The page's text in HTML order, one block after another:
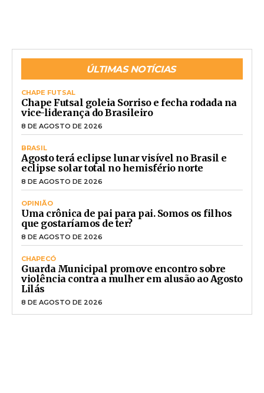
ÚLTIMAS NOTÍCIAS
CHAPE FUTSAL
Chape Futsal goleia Sorriso e fecha rodada na
vice-liderança do Brasileiro
8 DE AGOSTO DE 2026
BRASIL
Agosto terá eclipse lunar visível no Brasil e
eclipse solar total no hemisfério norte
8 DE AGOSTO DE 2026
OPINIÃO
Uma crônica de pai para pai. Somos os filhos
que gostaríamos de ter?
8 DE AGOSTO DE 2026
CHAPECÓ
Guarda Municipal promove encontro sobre
violência contra a mulher em alusão ao Agosto
Lilás
8 DE AGOSTO DE 2026